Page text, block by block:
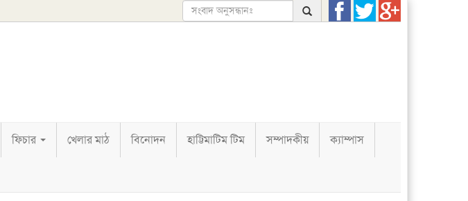
ফিচার খেলার মাঠ বিনোদন হাট্টিমাটিম টিম সম্পাদকীয় ক্যাম্পাস